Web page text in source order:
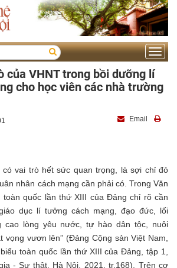
Toggle
của VHNT trong bồi dưỡng lí
cho học viên các nhà trường
Email
vai trò hết sức quan trọng, là sợi chỉ đỏ
nhân cách mạng cần phải có. Trong Văn
quốc lần thứ XIII của Đảng chỉ rõ cần
dục lí tưởng cách mạng, đạo đức, lối
cao lòng yêu nước, tự hào dân tộc, nuôi
vọng vươn lên” (Đảng Cộng sản Việt Nam,
toàn quốc lần thứ XIII của Đảng, tập 1,
- Sự thật, Hà Nội, 2021, tr.168). Trên cơ